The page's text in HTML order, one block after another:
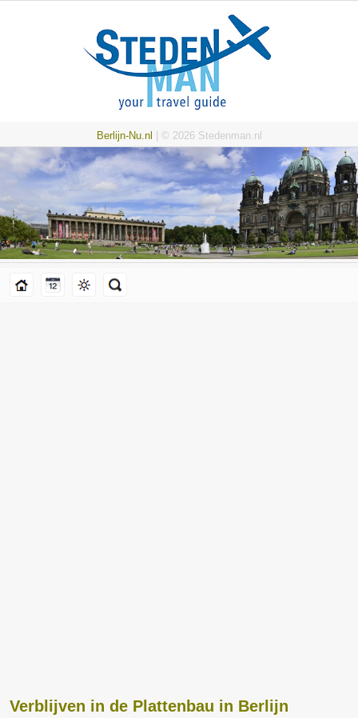
Berlijn-Nu.nl | © 2026 Stedenman.nl
Verblijven in de Plattenbau in Berlijn